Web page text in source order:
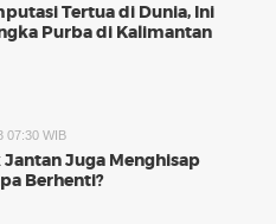
Tertua di Dunia, Ini
Purba di Kalimantan
07:30 WIB
Juga Menghisap
Berhenti?